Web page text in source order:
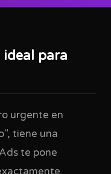
ideal para
urgente en
tiene una
te pone